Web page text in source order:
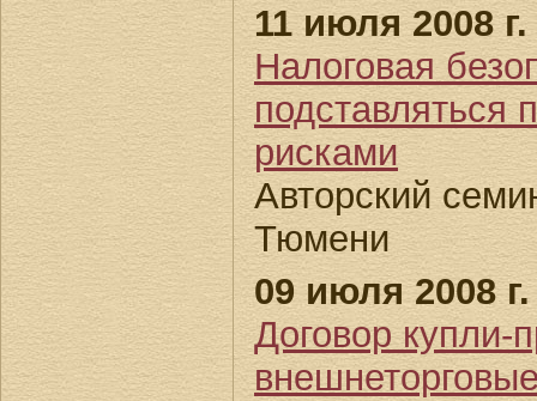
11 июля 2008 г.
Налоговая
подставляться
рисками
Авторский
Тюмени
09 июля 2008 г.
Договор купли-